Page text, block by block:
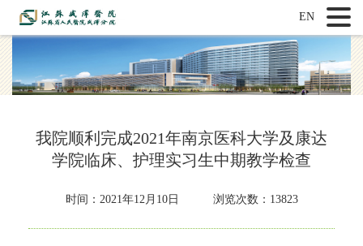
EN
我院顺利完成2021年南京医科大学及康达
学院临床、护理实习生中期教学检查
时间： 2021年12月10日 浏览次数：13823